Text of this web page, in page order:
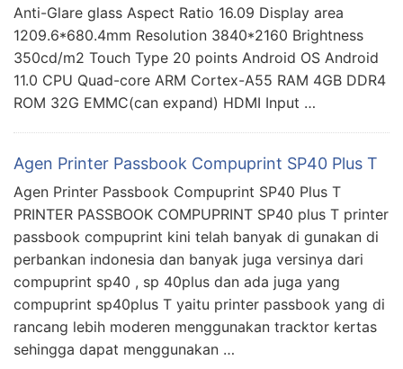
Anti-Glare glass Aspect Ratio 16.09 Display area
1209.6*680.4mm Resolution 3840*2160 Brightness
350cd/m2 Touch Type 20 points Android OS Android
11.0 CPU Quad-core ARM Cortex-A55 RAM 4GB DDR4
ROM 32G EMMC(can expand) HDMI Input …
Agen Printer Passbook Compuprint SP40 Plus T
Agen Printer Passbook Compuprint SP40 Plus T
PRINTER PASSBOOK COMPUPRINT SP40 plus T printer
passbook compuprint kini telah banyak di gunakan di
perbankan indonesia dan banyak juga versinya dari
compuprint sp40 , sp 40plus dan ada juga yang
compuprint sp40plus T yaitu printer passbook yang di
rancang lebih moderen menggunakan tracktor kertas
sehingga dapat menggunakan …